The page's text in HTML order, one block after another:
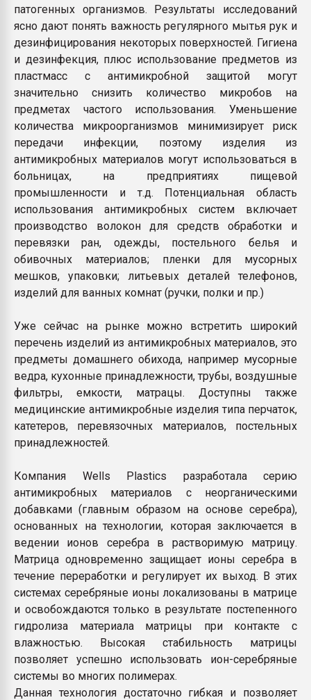
патогенных организмов. Результаты исследований
ясно дают понять важность регулярного мытья рук и
дезинфицирования некоторых поверхностей. Гигиена
и дезинфекция, плюс использование предметов из
пластмасс с антимикробной защитой могут
значительно снизить количество микробов на
предметах частого использования. Уменьшение
количества микроорганизмов минимизирует риск
передачи инфекции, поэтому изделия из
антимикробных материалов могут использоваться в
больницах, на предприятиях пищевой
промышленности и т.д. Потенциальная область
использования антимикробных систем включает
производство волокон для средств обработки и
перевязки ран, одежды, постельного белья и
обивочных материалов; пленки для мусорных
мешков, упаковки; литьевых деталей телефонов,
изделий для ванных комнат (ручки, полки и пр.)
Уже сейчас на рынке можно встретить широкий
перечень изделий из антимикробных материалов, это
предметы домашнего обихода, например мусорные
ведра, кухонные принадлежности, трубы, воздушные
фильтры, емкости, матрацы. Доступны также
медицинские антимикробные изделия типа перчаток,
катетеров, перевязочных материалов, постельных
принадлежностей.
Компания Wells Plastics разработала серию
антимикробных материалов с неорганическими
добавками (главным образом на основе серебра),
основанных на технологии, которая заключается в
ведении ионов серебра в растворимую матрицу.
Матрица одновременно защищает ионы серебра в
течение переработки и регулирует их выход. В этих
системах серебряные ионы локализованы в матрице
и освобождаются только в результате постепенного
гидролиза материала матрицы при контакте с
влажностью. Высокая стабильность матрицы
позволяет успешно использовать ион-серебряные
системы во многих полимерах.
Данная технология достаточно гибкая и позволяет